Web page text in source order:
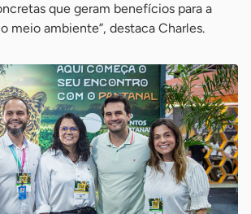
que geram benefícios para a
meio ambiente”, destaca Charles.